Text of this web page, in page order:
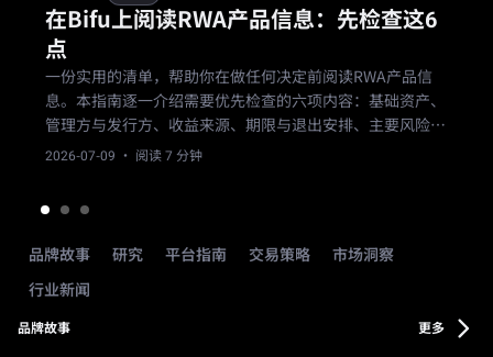
在Bifu上阅读RWA产品信息：先检查这6
点
一份实用的清单，帮助你在做任何决定前阅读RWA产品信
息。本指南逐一介绍需要优先检查的六项内容：基础资产、
管理方与发行方、收益来源、期限与退出安排、主要风险，
以及产品是否适合你。
2026-07-09 · 阅读 7 分钟
品牌故事 研究 平台指南 交易策略
市场洞察
行业新闻
品牌故事 更多